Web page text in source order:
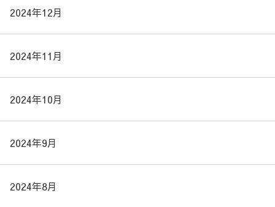
2024年12月
2024年11月
2024年10月
2024年9月
2024年8月